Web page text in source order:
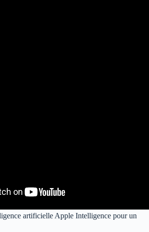
artificielle Apple Intelligence pour un